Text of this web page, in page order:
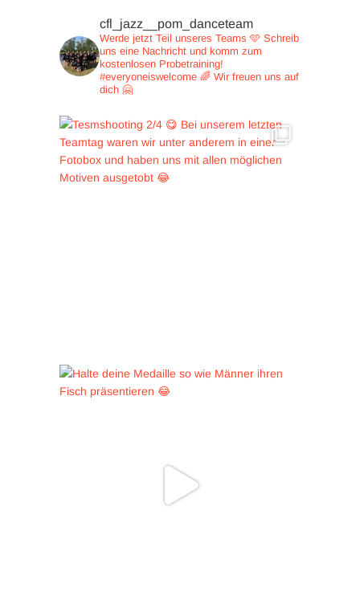
cfl_jazz__pom_danceteam
Werde jetzt Teil unseres Teams 🩵 Schreib
uns eine Nachricht und komm zum
kostenlosen Probetraining!
#everyoneiswelcome 🌈 Wir freuen uns auf
dich 🤗